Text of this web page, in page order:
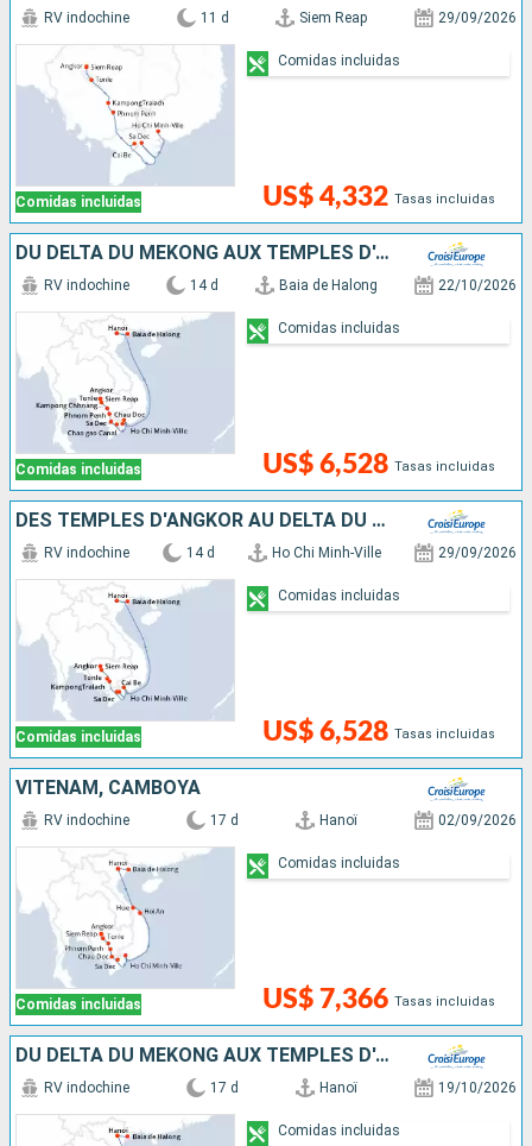
Comidas incluidas
RV indochine 11 d Siem Reap 29/09/2026
US$ 4,332 Tasas incluidas
Comidas incluidas
DU DELTA DU MÉKONG AUX TEMPLES D'ANGKOR, HANOÏ ET LA BAIE D'ALONG (FORMULE PORT/PORT)
Comidas incluidas
RV indochine 14 d Baia de Halong 22/10/2026
US$ 6,528 Tasas incluidas
Comidas incluidas
DES TEMPLES D'ANGKOR AU DELTA DU MÉKONG, HANOÏ ET LA BAIE D'ALONG (FORMULE PORT/PORT)
Comidas incluidas
RV indochine 14 d Ho Chi Minh-Ville 29/09/2026
US$ 6,528 Tasas incluidas
Comidas incluidas
VITENAM, CAMBOYA
Comidas incluidas
RV indochine 17 d Hanoï 02/09/2026
US$ 7,366 Tasas incluidas
Comidas incluidas
DU DELTA DU MÉKONG AUX TEMPLES D'ANGKOR, LES VILLES IMPÉRIALES, HANOÏ ET LA BAIE D'ALONG (FORMULE PORT/PORT)
RV indochine 17 d Hanoï 19/10/2026
Comidas incluidas